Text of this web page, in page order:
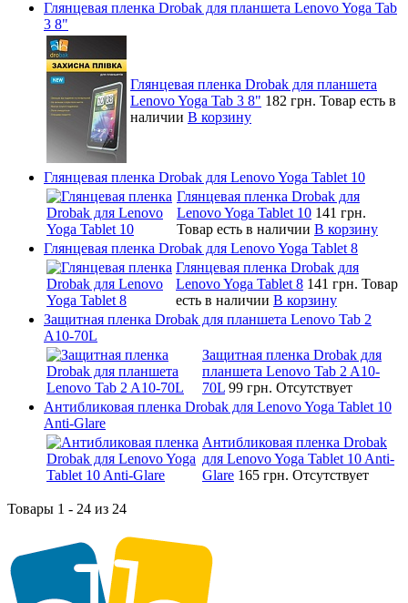
Глянцевая пленка Drobak для планшета Lenovo Yoga Tab
3 8"
Глянцевая пленка Drobak для планшета
Lenovo Yoga Tab 3 8" 182 грн. Товар есть в
наличии В корзину
Глянцевая пленка Drobak для Lenovo Yoga Tablet 10
Глянцевая пленка Drobak для
Lenovo Yoga Tablet 10 141 грн.
Товар есть в наличии В корзину
Глянцевая пленка Drobak для Lenovo Yoga Tablet 8
Глянцевая пленка Drobak для
Lenovo Yoga Tablet 8 141 грн. Товар
есть в наличии В корзину
Защитная пленка Drobak для планшета Lenovo Tab 2
A10-70L
Защитная пленка Drobak для
планшета Lenovo Tab 2 A10-
70L 99 грн. Отсутствует
Антибликовая пленка Drobak для Lenovo Yoga Tablet 10
Anti-Glare
Антибликовая пленка Drobak
для Lenovo Yoga Tablet 10 Anti-
Glare 165 грн. Отсутствует
Товары 1 - 24 из 24